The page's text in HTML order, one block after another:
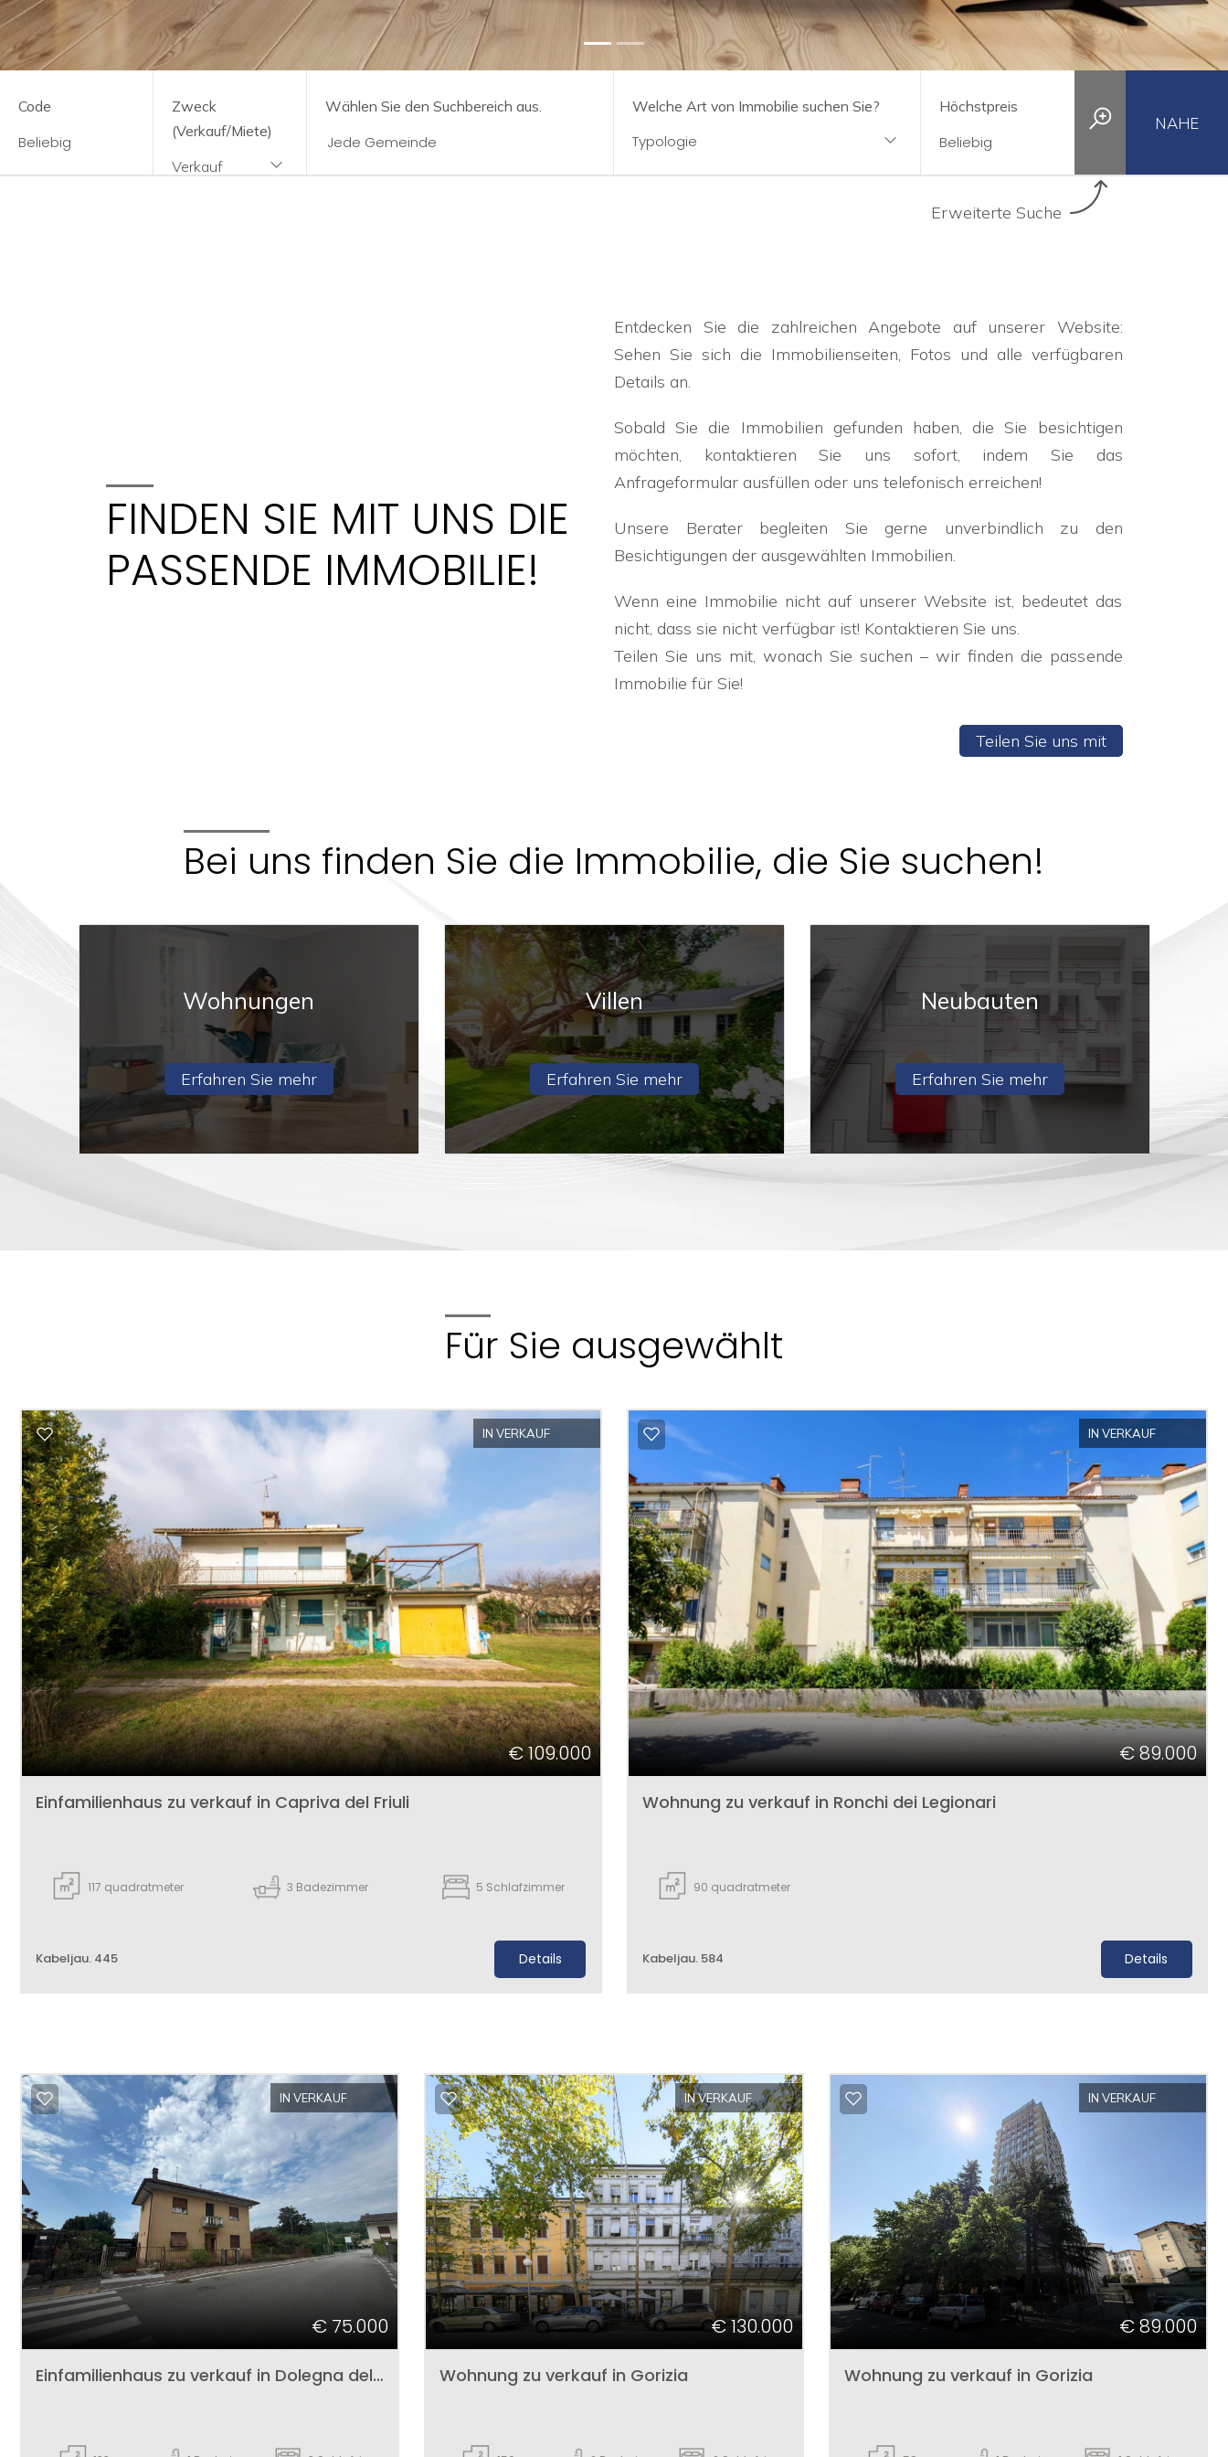
Code
Zweck
(Verkauf/Miete)
Verkauf
Wählen Sie den Suchbereich aus. Welche Art von Immobilie suchen Sie? Höchstpreis
Erweiterte Suche
NAHE
FINDEN SIE MIT UNS DIE
PASSENDE IMMOBILIE!
Entdecken Sie die zahlreichen Angebote auf unserer Website:
Sehen Sie sich die Immobilienseiten, Fotos und alle verfügbaren
Details an.
Sobald Sie die Immobilien gefunden haben, die Sie besichtigen
möchten, kontaktieren Sie uns sofort, indem Sie das
Anfrageformular ausfüllen oder uns telefonisch erreichen!
Unsere Berater begleiten Sie gerne unverbindlich zu den
Besichtigungen der ausgewählten Immobilien.
Wenn eine Immobilie nicht auf unserer Website ist, bedeutet das
nicht, dass sie nicht verfügbar ist! Kontaktieren Sie uns.
Teilen Sie uns mit, wonach Sie suchen – wir finden die passende
Immobilie für Sie!
Teilen Sie uns mit
Bei uns finden Sie die Immobilie, die Sie suchen!
Wohnungen
Erfahren Sie mehr
Villen
Erfahren Sie mehr
Neubauten
Erfahren Sie mehr
Für Sie ausgewählt
IN VERKAUF
€ 109.000
Einfamilienhaus zu verkauf in Capriva del Friuli
117 quadratmeter 3 Badezimmer 5 Schlafzimmer
Kabeljau. 445 Details
IN VERKAUF
€ 89.000
Wohnung zu verkauf in Ronchi dei Legionari
90 quadratmeter
Kabeljau. 584 Details
IN VERKAUF
€ 75.000
Einfamilienhaus zu verkauf in Dolegna del Collio
IN VERKAUF
€ 130.000
Wohnung zu verkauf in Gorizia
IN VERKAUF
€ 89.000
Wohnung zu verkauf in Gorizia
Beliebig
Wohnen
Länder
Minimale
Badezimmer
5+
Mindestanzahl
an
Zimmern
Beliebig
1
2
3
4
Garten
Parkplatz/Garage
Balkon/Terrasse
Aufzug
Möbliert
Neubau